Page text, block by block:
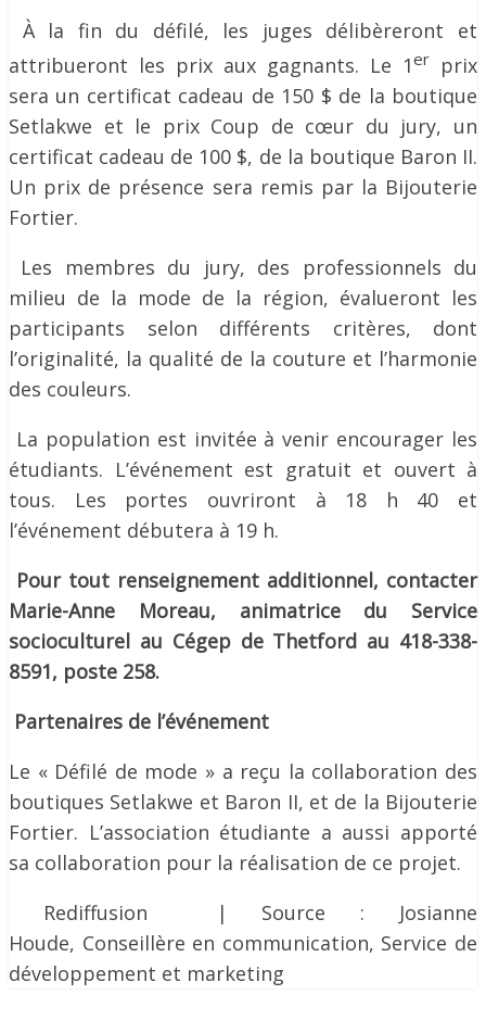
À la fin du défilé, les juges délibèreront et
attribueront les prix aux gagnants. Le 1er prix
sera un certificat cadeau de 150 $ de la boutique
Setlakwe et le prix Coup de cœur du jury, un
certificat cadeau de 100 $, de la boutique Baron II.
Un prix de présence sera remis par la Bijouterie
Fortier.
Les membres du jury, des professionnels du
milieu de la mode de la région, évalueront les
participants selon différents critères, dont
l’originalité, la qualité de la couture et l’harmonie
des couleurs.
La population est invitée à venir encourager les
étudiants. L’événement est gratuit et ouvert à
tous. Les portes ouvriront à 18 h 40 et
l’événement débutera à 19 h.
Pour tout renseignement additionnel, contacter
Marie-Anne Moreau, animatrice du Service
socioculturel au Cégep de Thetford au 418-338-
8591, poste 258.
Partenaires de l’événement
Le « Défilé de mode » a reçu la collaboration des
boutiques Setlakwe et Baron II, et de la Bijouterie
Fortier. L’association étudiante a aussi apporté
sa collaboration pour la réalisation de ce projet.
Rediffusion | Source : Josianne
Houde, Conseillère en communication, Service de
développement et marketing